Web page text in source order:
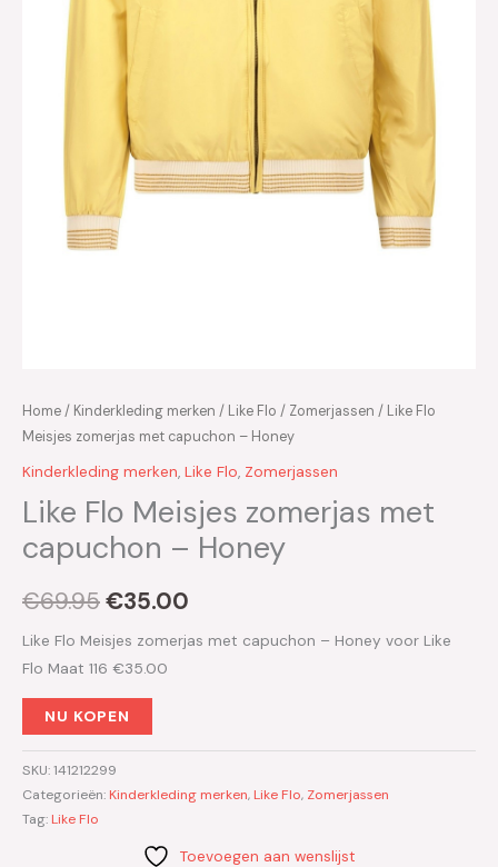
Home/ Kinderkleding merken / Like Flo / Zomerjassen / Like Flo
Meisjes zomerjas met capuchon – Honey
Kinderkleding merken, Like Flo, Zomerjassen
Like Flo Meisjes zomerjas met
capuchon – Honey
€69.95€35.00
Like Flo Meisjes zomerjas met capuchon – Honey voor Like
Flo Maat 116 €35.00
NU KOPEN
SKU:141212299
Categorieën: Kinderkleding merken, Like Flo, Zomerjassen
Tag: Like Flo
Toevoegen aan wenslijst